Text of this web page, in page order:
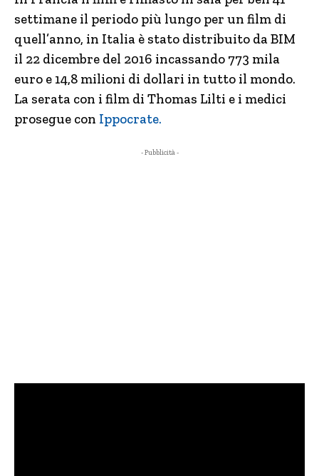
settimane il periodo più lungo per un film di
quell’anno, in Italia è stato distribuito da BIM
il 22 dicembre del 2016 incassando 773 mila
euro e 14,8 milioni di dollari in tutto il mondo.
La serata con i film di Thomas Lilti e i medici
prosegue con Ippocrate.
- Pubblicità -